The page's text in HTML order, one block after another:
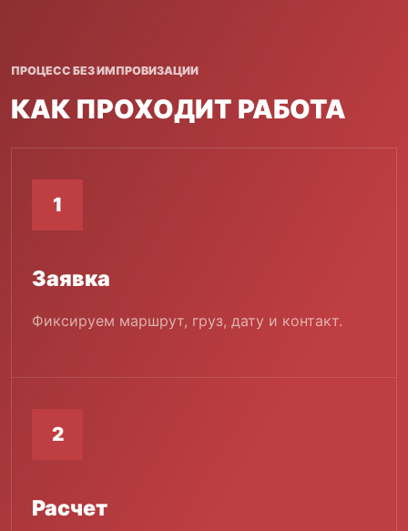
ПРОЦЕСС БЕЗ ИМПРОВИЗАЦИИ
КАК ПРОХОДИТ РАБОТА
1
Заявка
Фиксируем маршрут, груз, дату и контакт.
2
Расчет